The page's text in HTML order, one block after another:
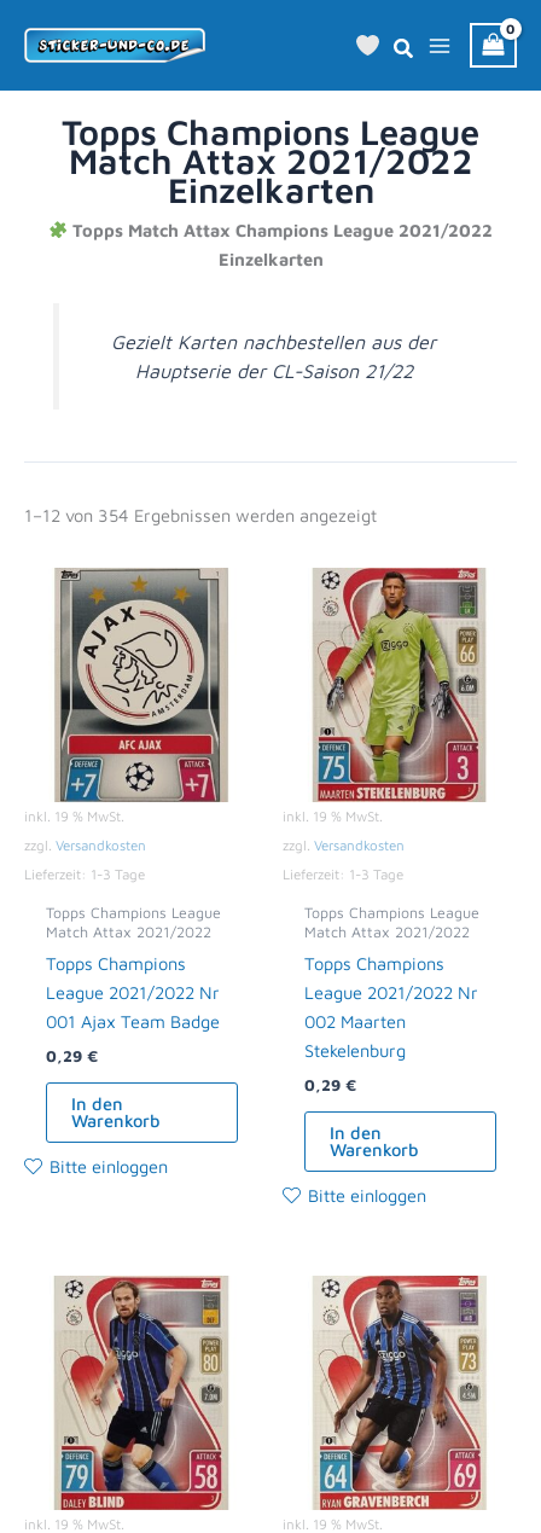
Inhalt
Topps Champions League
Match Attax 2021/2022
Einzelkarten
Topps Match Attax Champions League 2021/2022
Einzelkarten
Gezielt Karten nachbestellen aus der
Hauptserie der CL-Saison 21/22
1–12 von 354 Ergebnissen werden angezeigt
inkl. 19 % MwSt.
zzgl. Versandkosten
Lieferzeit: 1-3 Tage
Topps Champions League
Match Attax 2021/2022
Topps Champions
League 2021/2022 Nr
001 Ajax Team Badge
0,29 €
In den
Warenkorb
Bitte einloggen
inkl. 19 % MwSt.
zzgl. Versandkosten
Lieferzeit: 1-3 Tage
Topps Champions League
Match Attax 2021/2022
Topps Champions
League 2021/2022 Nr
002 Maarten
Stekelenburg
0,29 €
In den
Warenkorb
Bitte einloggen
inkl. 19 % MwSt.
inkl. 19 % MwSt.